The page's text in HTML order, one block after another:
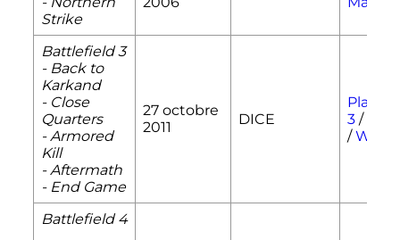
Strike
Battlefield 3
- Back to
Karkand
- Close
Quarters
- Armored
Kill
- Aftermath
- End Game
27 octobre
2011
DICE
3/
/
Battlefield 4